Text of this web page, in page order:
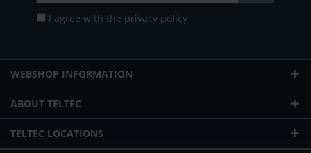
I agree with the privacy policy
WEBSHOP INFORMATION
ABOUT TELTEC
TELTEC LOCATIONS